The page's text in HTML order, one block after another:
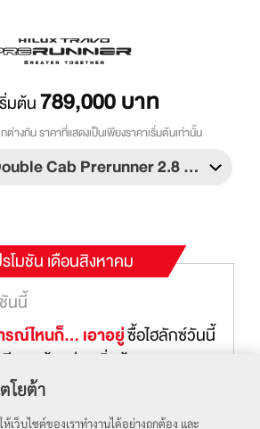
มต้น789,000บาท
ต่างกัน ราคาที่แสดงเป็นเพียงราคาเริ่มต้นเท่านั้น
โมชัน เดือนสิงหาคม
นนี้
รณ์ไหนก็… เอาอยู่ซื้อไฮลักซ์วันนี้
นภัยชั้น 1 ตั้งแต่วันที่ 1
– 31 สิงหาคม 2569
นนี้
โอเวอร์แลนด์ลูกค้าโตโยต้ารับ
ลักซ์ ทราโว่ โอเวอร์แลนด์ ตั้งแต่
2569 - 31 สิงหาคม 2569
โยต้า
เว็บไซต์ของเราทำงานได้อย่างถูกต้อง และ